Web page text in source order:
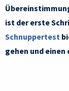
ist der erste
Schnuppertest
gehen und